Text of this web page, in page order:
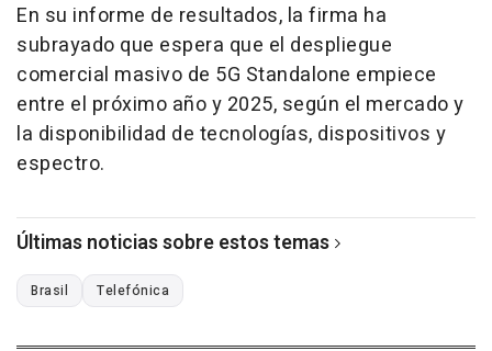
En su informe de resultados, la firma ha
subrayado que espera que el despliegue
comercial masivo de 5G Standalone empiece
entre el próximo año y 2025, según el mercado y
la disponibilidad de tecnologías, dispositivos y
espectro.
Últimas noticias sobre estos temas
Brasil Telefónica